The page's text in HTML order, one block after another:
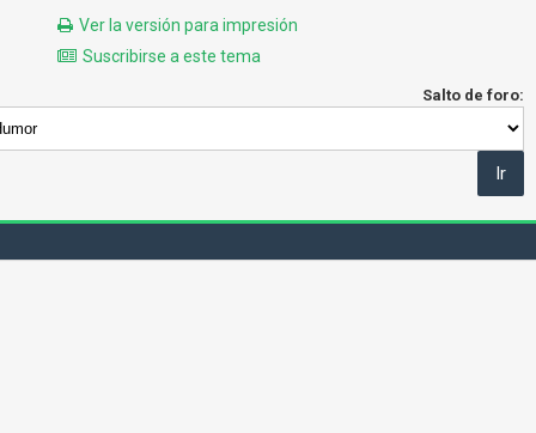
Ver la versión para impresión
Suscribirse a este tema
Salto de foro: